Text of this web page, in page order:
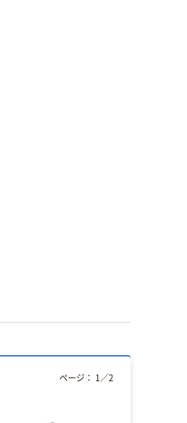
ページ： 1 ／2